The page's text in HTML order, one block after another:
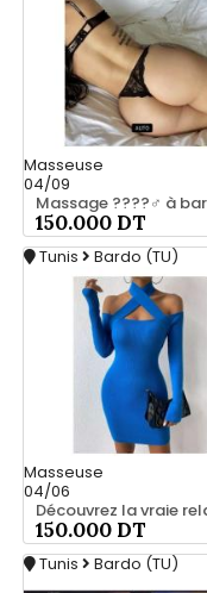
Masseuse
04/09
150.000 DT
Tunis Bardo (TU)
Masseuse
04/06
150.000 DT
Tunis Bardo (TU)